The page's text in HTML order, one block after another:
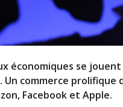
économiques se
commerce
Facebook et Apple.